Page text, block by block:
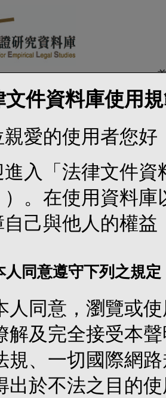
庫「資料檢視」功能補充說明
文件資料庫使用
親愛的使用者您好
進入「法律文件資
）。在使用資料
自己與他人的權益
人同意遵守下列之規定
人同意，瀏覽或
解及完全接受本
規、一切國際網
出於不法之目的